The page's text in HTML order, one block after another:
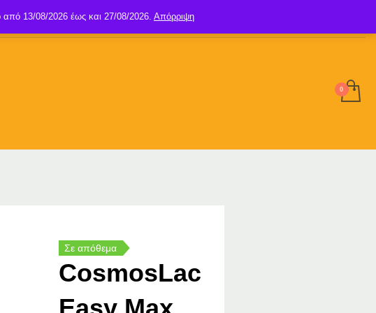
SIGN UP LOGIN
Σε απόθεμα
CosmosLac
από 13/08/2026 έως και 27/08/2026. Απόρριψη